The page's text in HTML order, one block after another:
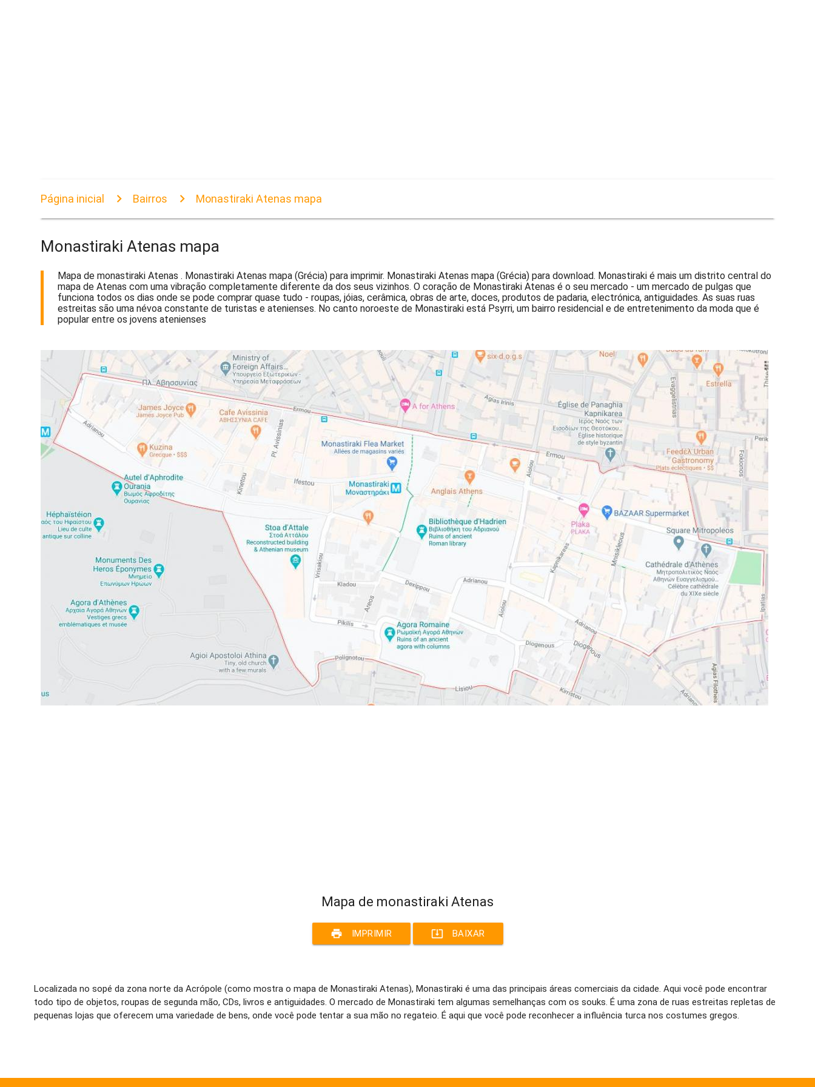
Página inicial Bairros Monastiraki Atenas mapa
Monastiraki Atenas mapa
Mapa de monastiraki Atenas . Monastiraki Atenas mapa (Grécia) para imprimir. Monastiraki Atenas mapa (Grécia) para download. Monastiraki é mais um distrito central do
mapa de Atenas com uma vibração completamente diferente da dos seus vizinhos. O coração de Monastiraki Atenas é o seu mercado - um mercado de pulgas que
funciona todos os dias onde se pode comprar quase tudo - roupas, jóias, cerâmica, obras de arte, doces, produtos de padaria, electrónica, antiguidades. As suas ruas
estreitas são uma névoa constante de turistas e atenienses. No canto noroeste de Monastiraki está Psyrri, um bairro residencial e de entretenimento da moda que é
popular entre os jovens atenienses
Mapa de monastiraki Atenas
print IMPRIMIR system_update_alt BAIXAR
Localizada no sopé da zona norte da Acrópole (como mostra o mapa de Monastiraki Atenas), Monastiraki é uma das principais áreas comerciais da cidade. Aqui você pode encontrar
todo tipo de objetos, roupas de segunda mão, CDs, livros e antiguidades. O mercado de Monastiraki tem algumas semelhanças com os souks. É uma zona de ruas estreitas repletas de
pequenas lojas que oferecem uma variedade de bens, onde você pode tentar a sua mão no regateio. É aqui que você pode reconhecer a influência turca nos costumes gregos.